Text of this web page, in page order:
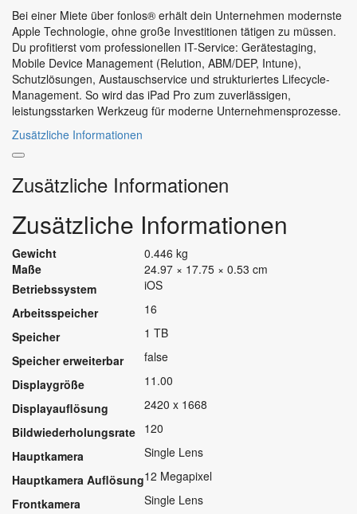
Bei einer Miete über fonlos® erhält dein Unternehmen modernste
Apple Technologie, ohne große Investitionen tätigen zu müssen.
Du profitierst vom professionellen IT-Service: Gerätestaging,
Mobile Device Management (Relution, ABM/DEP, Intune),
Schutzlösungen, Austauschservice und strukturiertes Lifecycle-
Management. So wird das iPad Pro zum zuverlässigen,
leistungsstarken Werkzeug für moderne Unternehmensprozesse.
Zusätzliche Informationen
Zusätzliche Informationen
Zusätzliche Informationen
Gewicht
0.446 kg
Maße
24.97 × 17.75 × 0.53 cm
Betriebssystem
iOS
Arbeitsspeicher
16
Speicher
1 TB
Speicher erweiterbar
false
Displaygröße
11.00
Displayauflösung
2420 x 1668
Bildwiederholungsrate 120
Hauptkamera
Single Lens
Hauptkamera Auflösung12 Megapixel
Frontkamera
Single Lens